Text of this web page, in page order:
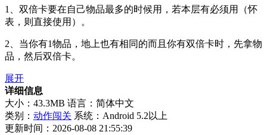
1、双倍卡要在自己物品最多的时候用，若本层有必须用（怀
表，则直接使用）。
2、当你有1物品，地上也有相同的而且你有双倍卡时，先拿物
品，然后双倍卡。
展开
详细信息
大小：43.3MB 语言：简体中文
类别： 动作闯关 系统：Android 5.2以上
更新时间：2026-08-08 21:55:39